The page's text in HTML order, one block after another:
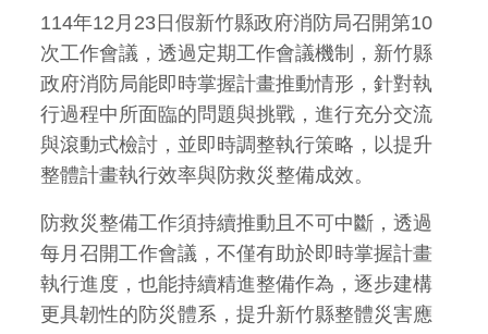
114年12月23日假新竹縣政府消防局召開第10
次工作會議，透過定期工作會議機制，新竹縣
政府消防局能即時掌握計畫推動情形，針對執
行過程中所面臨的問題與挑戰，進行充分交流
與滾動式檢討，並即時調整執行策略，以提升
整體計畫執行效率與防救災整備成效。
防救災整備工作須持續推動且不可中斷，透過
每月召開工作會議，不僅有助於即時掌握計畫
執行進度，也能持續精進整備作為，逐步建構
更具韌性的防災體系，提升新竹縣整體災害應